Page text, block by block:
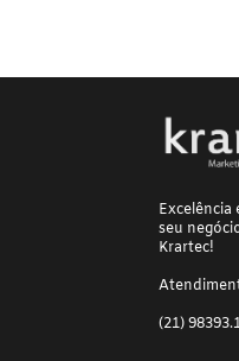
Excelência
seu
Krartec!
(21)